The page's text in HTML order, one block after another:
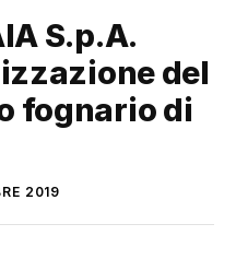
S.p.A.
del
fognario di
2019